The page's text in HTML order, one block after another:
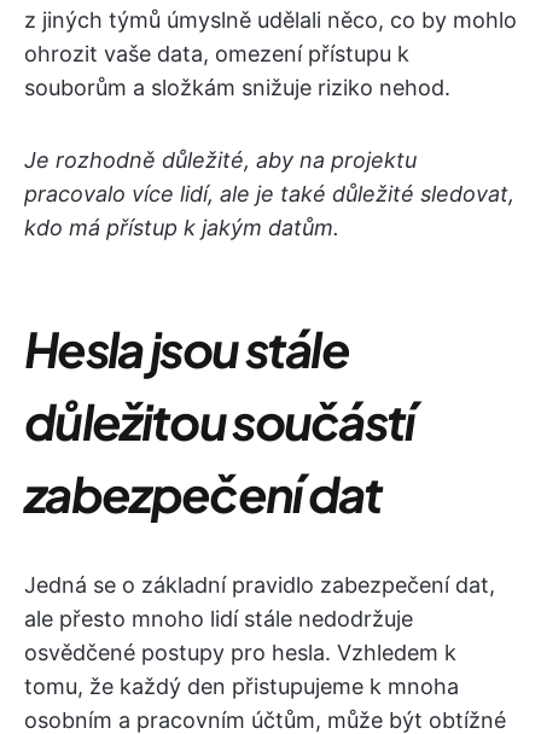
z jiných týmů úmyslně udělali něco, co by mohlo
ohrozit vaše data, omezení přístupu k
souborům a složkám snižuje riziko nehod.
Je rozhodně důležité, aby na projektu
pracovalo více lidí, ale je také důležité sledovat,
kdo má přístup k jakým datům.
Hesla jsou stále
důležitou součástí
zabezpečení dat
Jedná se o základní pravidlo zabezpečení dat,
ale přesto mnoho lidí stále nedodržuje
osvědčené postupy pro hesla. Vzhledem k
tomu, že každý den přistupujeme k mnoha
osobním a pracovním účtům, může být obtížné